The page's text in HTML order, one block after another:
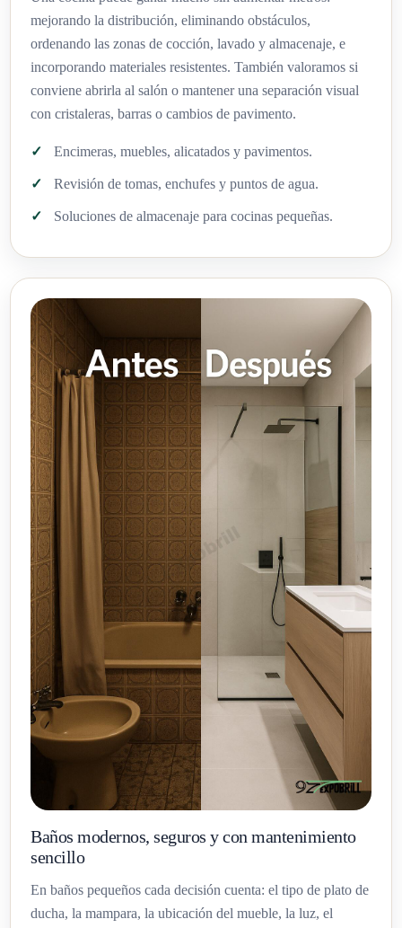
mejorando la distribución, eliminando obstáculos,
ordenando las zonas de cocción, lavado y almacenaje, e
incorporando materiales resistentes. También valoramos si
conviene abrirla al salón o mantener una separación visual
con cristaleras, barras o cambios de pavimento.
Encimeras, muebles, alicatados y pavimentos.
Revisión de tomas, enchufes y puntos de agua.
Soluciones de almacenaje para cocinas pequeñas.
Baños modernos, seguros y con mantenimiento
sencillo
En baños pequeños cada decisión cuenta: el tipo de plato de
ducha, la mampara, la ubicación del mueble, la luz, el